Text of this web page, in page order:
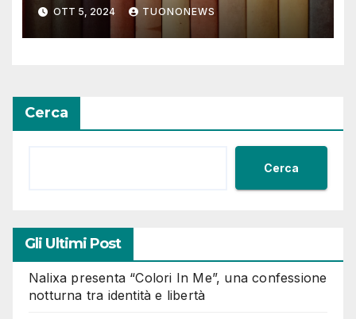
OTT 5, 2024 TUONONEWS
Cerca
Cerca
Gli Ultimi Post
Nalixa presenta “Colori In Me”, una confessione
notturna tra identità e libertà